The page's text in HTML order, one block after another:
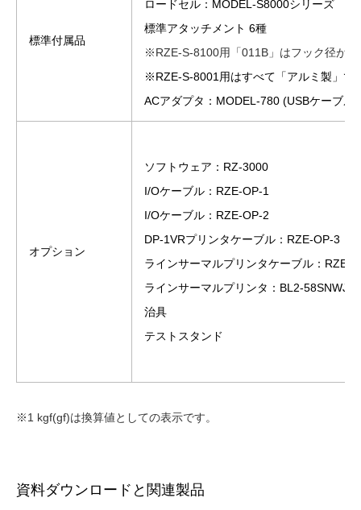
標準付属品
ロードセル：MODEL-S8000シリーズ （
標準アタッチメント 6種
※RZE-S-8100用「011B」はフック径が
※RZE-S-8001用はすべて「アルミ製」で
ACアダプタ：MODEL-780 (USBケーブル
オプション
ソフトウェア：RZ-3000
I/Oケーブル：RZE-OP-1
I/Oケーブル：RZE-OP-2
DP-1VRプリンタケーブル：RZE-OP-3
ラインサーマルプリンタケーブル：RZE-
ラインサーマルプリンタ：BL2-58SNWJQ
治具
テストスタンド
※1 kgf(gf)は換算値としての表示です。
資料ダウンロードと関連製品